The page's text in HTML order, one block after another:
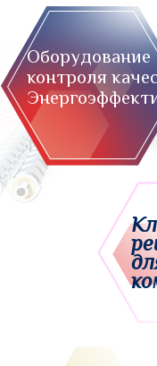
Оборудование
контроля